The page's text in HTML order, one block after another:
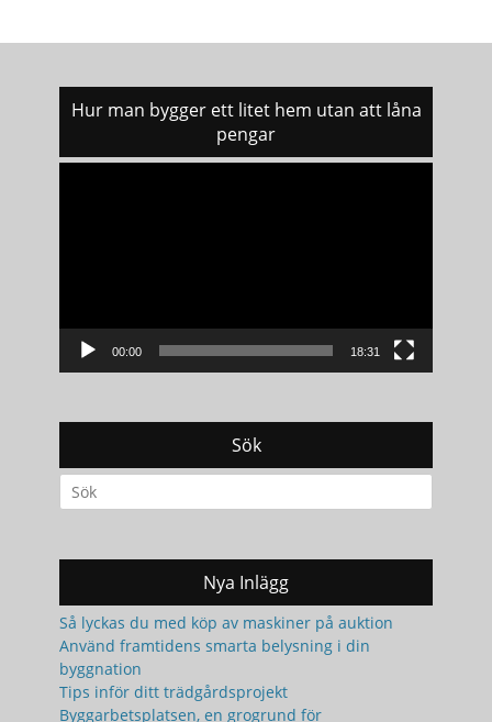
Hur man bygger ett litet hem utan att låna
pengar
00:00 18:31
Sök
Search
for:
Nya Inlägg
Så lyckas du med köp av maskiner på auktion
Använd framtidens smarta belysning i din
byggnation
Tips inför ditt trädgårdsprojekt
Byggarbetsplatsen, en grogrund för